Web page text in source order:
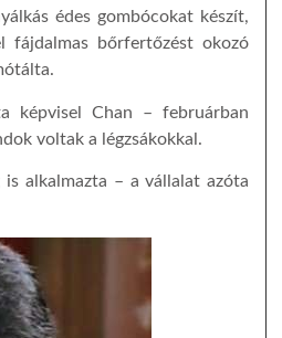
édes gombócokat készít,
bőrfertőzést okozó
képvisel Chan – februárban
voltak a légzsákokkal.
alkalmazta – a vállalat azóta